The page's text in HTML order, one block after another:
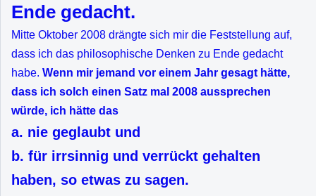
Ende gedacht.
Mitte Oktober 2008 drängte sich mir die Feststellung auf,
dass ich das philosophische Denken zu Ende gedacht
habe. Wenn mir jemand vor einem Jahr gesagt hätte,
dass ich solch einen Satz mal 2008 aussprechen
würde, ich hätte das
a. nie geglaubt und
b. für irrsinnig und verrückt gehalten
haben, so etwas zu sagen.